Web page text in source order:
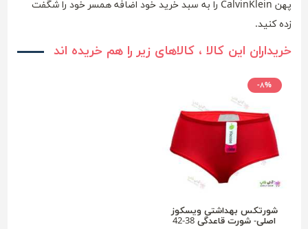
پهن CalvinKlein را به سبد خرید خود اضافه همسر خود را شگفت
زده کنید.
خریداران این کالا ، کالاهای زیر را هم خریده اند
-۸%
شورتکس بهداشتی ویسکوز
اصلی- شورت قاعدگی 38-42